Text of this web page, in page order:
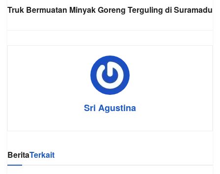
Truk Bermuatan Minyak Goreng Terguling di Suramadu
Sri Agustina
BeritaTerkait